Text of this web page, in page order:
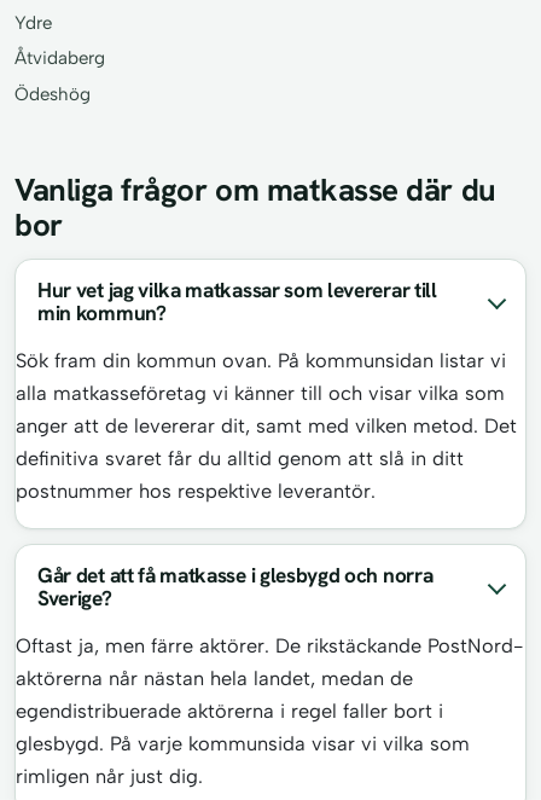
Ydre
Åtvidaberg
Ödeshög
Vanliga frågor om matkasse där du
bor
Hur vet jag vilka matkassar som levererar till
min kommun?
Sök fram din kommun ovan. På kommunsidan listar vi
alla matkasseföretag vi känner till och visar vilka som
anger att de levererar dit, samt med vilken metod. Det
definitiva svaret får du alltid genom att slå in ditt
postnummer hos respektive leverantör.
Går det att få matkasse i glesbygd och norra
Sverige?
Oftast ja, men färre aktörer. De rikstäckande PostNord-
aktörerna når nästan hela landet, medan de
egendistribuerade aktörerna i regel faller bort i
glesbygd. På varje kommunsida visar vi vilka som
rimligen når just dig.